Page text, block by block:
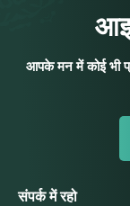
आपके मन में कोई भी
संपर्क में रहो